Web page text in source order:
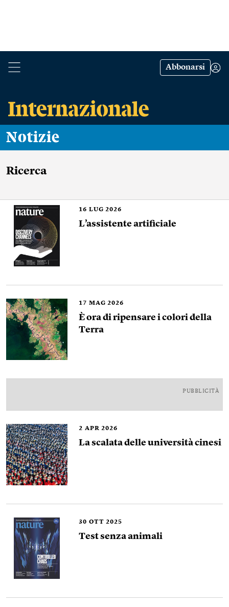
Abbonarsi
Notizie
Ricerca
16 LUG 2026
L’assistente artificiale
17 MAG 2026
È ora di ripensare i colori della
Terra
PUBBLICITÀ
2 APR 2026
La scalata delle università cinesi
30 OTT 2025
Test senza animali